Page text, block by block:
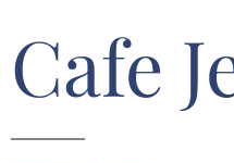
Cafe